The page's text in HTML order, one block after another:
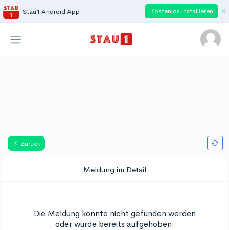
Stau1 Android App Kostenlos installieren ×
Zurück
Meldung im Detail
Die Meldung konnte nicht gefunden werden
oder wurde bereits aufgehoben.